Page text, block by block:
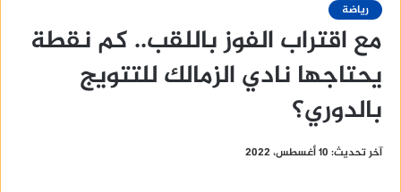
رياضة
مع اقتراب الفوز باللقب.. كم نقطة
يحتاجها نادي الزمالك للتتويج
بالدوري؟
آخر تحديث: 10 أغسطس، 2022